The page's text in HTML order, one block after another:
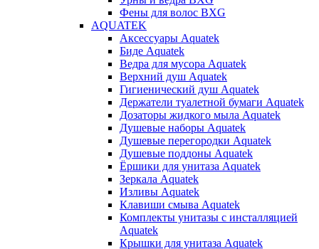
Фены для волос BXG
AQUATEK
Аксессуары Aquatek
Биде Aquatek
Ведра для мусора Aquatek
Верхний душ Aquatek
Гигиенический душ Aquatek
Держатели туалетной бумаги Aquatek
Дозаторы жидкого мыла Aquatek
Душевые наборы Aquatek
Душевые перегородки Aquatek
Душевые поддоны Aquatek
Ёршики для унитаза Aquatek
Зеркала Aquatek
Изливы Aquatek
Клавиши смыва Aquatek
Комплекты унитазы с инсталляцией
Aquatek
Крышки для унитаза Aquatek